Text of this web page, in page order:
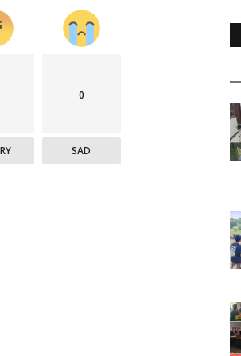
0
SAD